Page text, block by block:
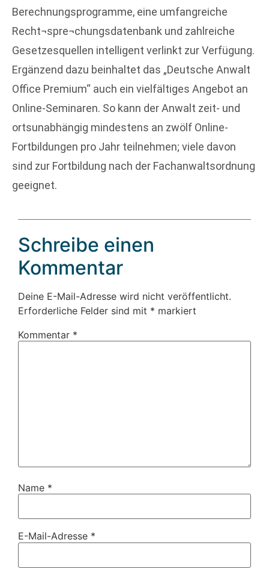
Berechnungsprogramme, eine umfangreiche
Recht¬spre¬chungsdatenbank und zahlreiche
Gesetzesquellen intelligent verlinkt zur Verfügung.
Ergänzend dazu beinhaltet das „Deutsche Anwalt
Office Premium“ auch ein vielfältiges Angebot an
Online-Seminaren. So kann der Anwalt zeit- und
ortsunabhängig mindestens an zwölf Online-
Fortbildungen pro Jahr teilnehmen; viele davon
sind zur Fortbildung nach der Fachanwaltsordnung
geeignet.
Schreibe einen
Kommentar
Deine E-Mail-Adresse wird nicht veröffentlicht.
Erforderliche Felder sind mit * markiert
Kommentar *
Name *
E-Mail-Adresse *